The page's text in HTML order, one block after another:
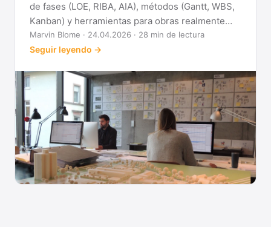
de fases (LOE, RIBA, AIA), métodos (Gantt, WBS,
Kanban) y herramientas para obras realmente
previsibles.
Marvin Blome · 24.04.2026 · 28 min de lectura
Seguir leyendo →